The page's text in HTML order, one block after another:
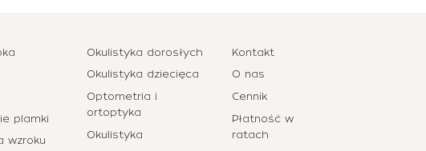
plamki
wzroku
Okulistyka dorosłych
Okulistyka dziecięca
Optometria i
ortoptyka
Okulistyka
Kontakt
O nas
Cennik
Płatność w
ratach